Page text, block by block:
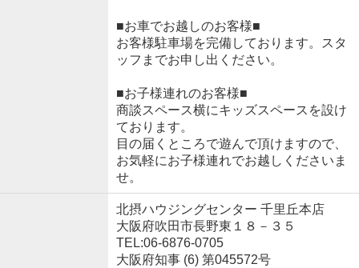
■お車でお越しのお客様■
お客様駐車場を完備しております。スタ
ッフまでお申し出ください。
■お子様連れのお客様■
商談スペース横にキッズスペースを設け
ております。
目の届くところで遊んで頂けますので、
お気軽にお子様連れでお越しくださいま
せ。
北摂ハウジングセンター 千里丘本店
大阪府吹田市長野東１８－３５
TEL:06-6876-0705
大阪府知事 (6) 第045572号